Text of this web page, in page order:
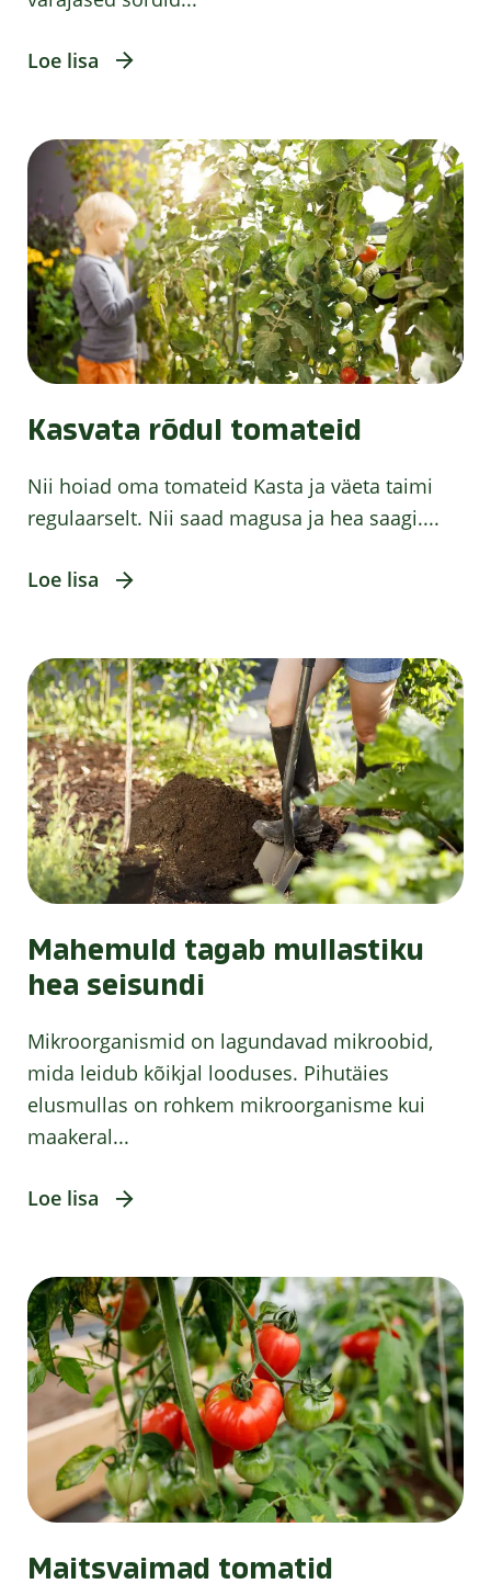
Loe lisa
Kasvata rõdul tomateid
Nii hoiad oma tomateid Kasta ja väeta taimi
regulaarselt. Nii saad magusa ja hea saagi....
Loe lisa
Mahemuld tagab mullastiku
hea seisundi
Mikroorganismid on lagundavad mikroobid,
mida leidub kõikjal looduses. Pihutäies
elusmullas on rohkem mikroorganisme kui
maakeral...
Loe lisa
Maitsvaimad tomatid